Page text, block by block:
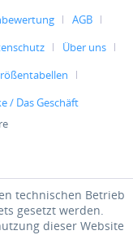
AGB
Über uns
/ Das Geschäft
technischen Betrieb
gesetzt werden.
dieser Website